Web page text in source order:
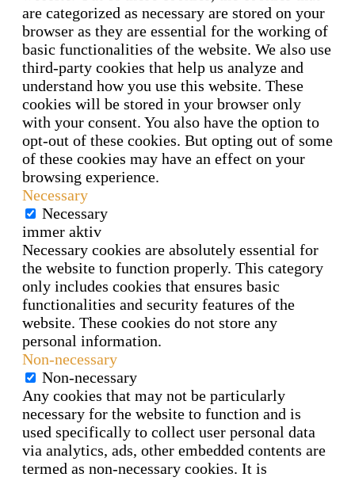
are categorized as necessary are stored on your
browser as they are essential for the working of
basic functionalities of the website. We also use
third-party cookies that help us analyze and
understand how you use this website. These
cookies will be stored in your browser only
with your consent. You also have the option to
opt-out of these cookies. But opting out of some
of these cookies may have an effect on your
browsing experience.
Necessary
Necessary
immer aktiv
Necessary cookies are absolutely essential for
the website to function properly. This category
only includes cookies that ensures basic
functionalities and security features of the
website. These cookies do not store any
personal information.
Non-necessary
Non-necessary
Any cookies that may not be particularly
necessary for the website to function and is
used specifically to collect user personal data
via analytics, ads, other embedded contents are
termed as non-necessary cookies. It is